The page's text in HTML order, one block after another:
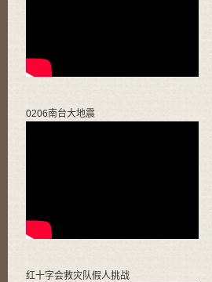
0206南台大地震
红十字会救灾队假人挑战